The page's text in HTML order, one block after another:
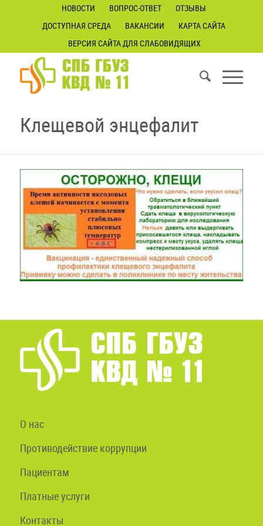
НОВОСТИ ВОПРОС-ОТВЕТ
ОТЗЫВЫ
ДОСТУПНАЯ СРЕДА
ВАКАНСИИ
КАРТА САЙТА
ВЕРСИЯ САЙТА ДЛЯ СЛАБОВИДЯЩИХ
Клещевой энцефалит
О нас
Противодействие коррупции
Пациентам
Платные услуги
Контакты